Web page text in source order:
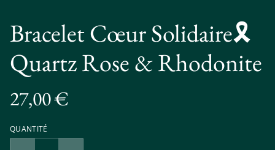
Bracelet Cœur Solidaire🎗️
Quartz Rose & Rhodonite
27,00 €
QUANTITÉ